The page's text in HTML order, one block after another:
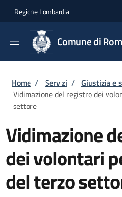
Regione Lombardia
Comune di
Briciole di pane
Home / Servizi / Giustizia e
Vidimazione del registro dei
settore
Vidimazione
dei volontari
del terzo